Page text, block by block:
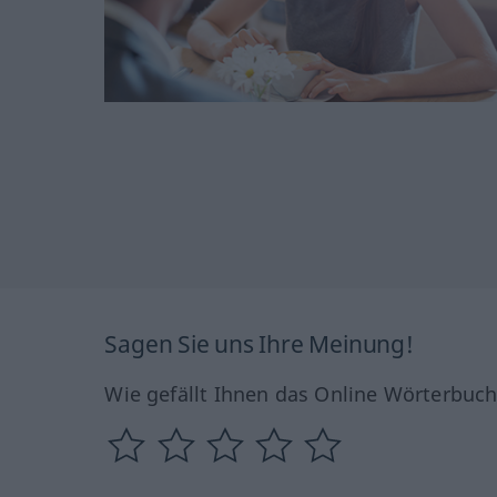
Sagen Sie uns Ihre Meinung!
Wie gefällt Ihnen das Online